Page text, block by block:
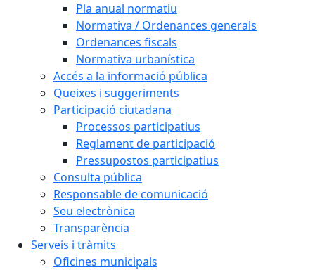
Pla anual normatiu
Normativa / Ordenances generals
Ordenances fiscals
Normativa urbanística
Accés a la informació pública
Queixes i suggeriments
Participació ciutadana
Processos participatius
Reglament de participació
Pressupostos participatius
Consulta pública
Responsable de comunicació
Seu electrònica
Transparència
Serveis i tràmits
Oficines municipals